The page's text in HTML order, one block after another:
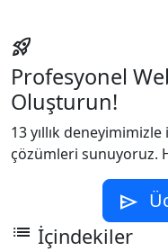
rocket_launch
Profesyonel
Oluşturun!
13 yıllık
çözümleri sunuyoruz.
send
list İçindekiler